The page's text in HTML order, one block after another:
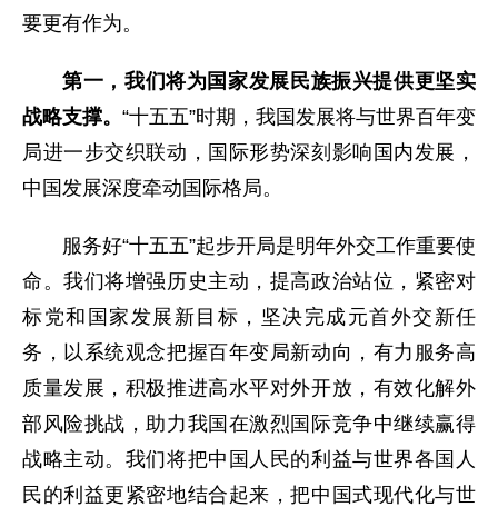
要更有作为。
第一，我们将为国家发展民族振兴提供更坚实
战略支撑。 “十五五”时期，我国发展将与世界百年变
局进一步交织联动，国际形势深刻影响国内发展，
中国发展深度牵动国际格局。
服务好“十五五”起步开局是明年外交工作重要使
命。我们将增强历史主动，提高政治站位，紧密对
标党和国家发展新目标，坚决完成元首外交新任
务，以系统观念把握百年变局新动向，有力服务高
质量发展，积极推进高水平对外开放，有效化解外
部风险挑战，助力我国在激烈国际竞争中继续赢得
战略主动。我们将把中国人民的利益与世界各国人
民的利益更紧密地结合起来，把中国式现代化与世